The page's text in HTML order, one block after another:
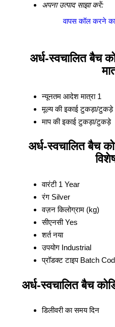
अपना उत्पाद साझा करें:
वापस कॉल करने
अर्ध-स्वचालित बैच
न्यूनतम आदेश मात्रा 1
मूल्य की इकाई टुकड़ा/टुकड़े
माप की इकाई टुकड़ा/टुकड़े
अर्ध-स्वचालित बैच
वारंटी 1 Year
रंग Silver
वज़न किलोग्राम (kg)
सीएनसी Yes
शर्त नया
उपयोग Industrial
प्रॉडक्ट टाइप Batch
अर्ध-स्वचालित बैच
डिलीवरी का समय दिन